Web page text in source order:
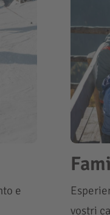
e
vostri